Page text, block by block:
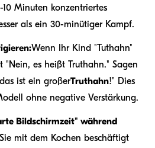
10 Minuten konzentriertes
als ein 30-minütiger Kampf.
Wenn Ihr Kind "Tuthahn"
"Nein, es heißt Truthahn." Sagen
ist ein großerTruthahn!" Dies
ohne negative Verstärkung.
Bildschirmzeit" während
mit dem Kochen beschäftigt